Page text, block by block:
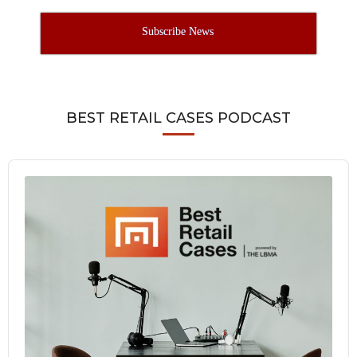
Subscribe News
BEST RETAIL CASES PODCAST
Audio
Player